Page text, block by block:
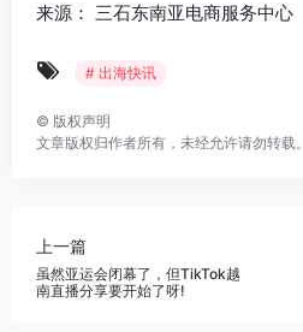
来源： 三石东南亚电商服务中心
# 出海快讯
© 版权声明
文章版权归作者所有，未经允许请勿转载。
上一篇
虽然亚运会闭幕了，但TikTok越
南直播分享要开始了呀!